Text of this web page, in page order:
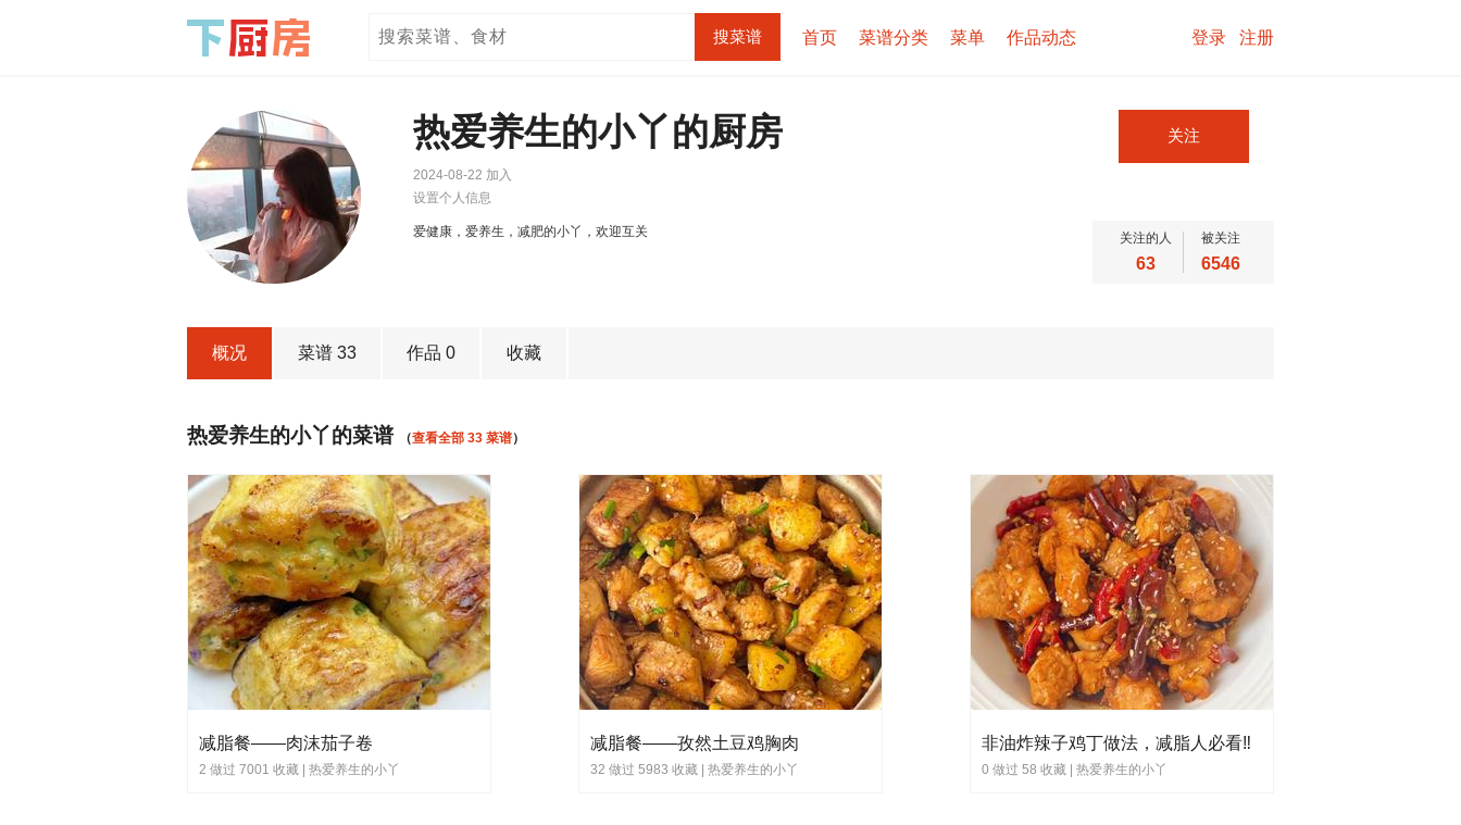
首页 菜谱分类 菜单 作品动态 登录 注册
热爱养生的小丫的厨房
2024-08-22 加入
设置个人信息
爱健康，爱养生，减肥的小丫，欢迎互关
关注
关注的人
63
被关注
6546
概况 菜谱 33 作品 0 收藏
热爱养生的小丫的菜谱 （查看全部 33 菜谱）
减脂餐——肉沫茄子卷
2 做过 7001 收藏 | 热爱养生的小丫
减脂餐——孜然土豆鸡胸肉
32 做过 5983 收藏 | 热爱养生的小丫
非油炸辣子鸡丁做法，减脂人必看‼
0 做过 58 收藏 | 热爱养生的小丫